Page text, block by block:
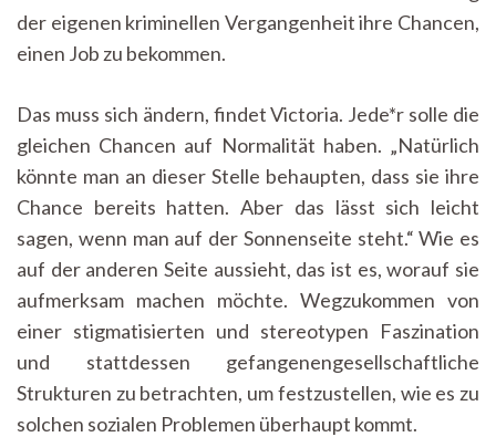
der eigenen kriminellen Vergangenheit ihre Chancen,
einen Job zu bekommen.
Das muss sich ändern, findet Victoria. Jede*r solle die
gleichen Chancen auf Normalität haben. „Natürlich
könnte man an dieser Stelle behaupten, dass sie ihre
Chance bereits hatten. Aber das lässt sich leicht
sagen, wenn man auf der Sonnenseite steht.“ Wie es
auf der anderen Seite aussieht, das ist es, worauf sie
aufmerksam machen möchte. Wegzukommen von
einer stigmatisierten und stereotypen Faszination
und stattdessen gefangenengesellschaftliche
Strukturen zu betrachten, um festzustellen, wie es zu
solchen sozialen Problemen überhaupt kommt.